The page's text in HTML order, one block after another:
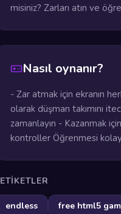
misiniz? Zarları atın ve
Nasıl oynanır?
- Zar atmak için ekranın
olarak düşman takımını
zamanlayın - Kazanmak
kontroller Öğrenmesi
ETIKETLER
endless free html5